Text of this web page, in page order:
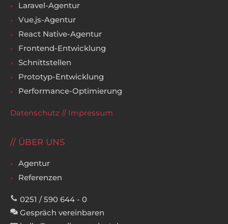
Laravel-Agentur
Vue.js-Agentur
React Native-Agentur
Frontend-Entwicklung
Schnittstellen
Prototyp-Entwicklung
Performance-Optimierung
Datenschutz // Impressum
ÜBER UNS
Agentur
Referenzen
0251 / 590 644 - 0
Gespräch vereinbaren